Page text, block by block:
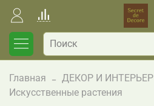
Главная ДЕКОР И ИНТЕРЬЕР
Искусственные растения